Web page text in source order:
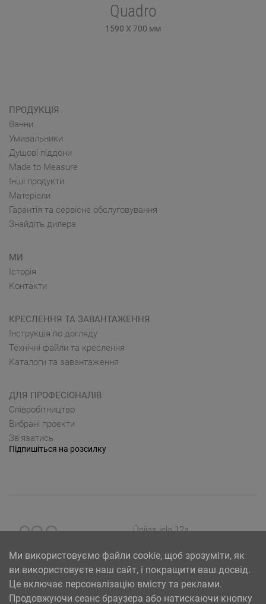
Quadro
1590 X 700 мм
ПРОДУКЦІЯ
Ванни
Умивальники
Душові піддони
Made to Measure
Інші продукти
Матеріали
Гарантія та сервісне обслуговування
Знайдіть дилера
МИ
Історія
Контакти
КРЕСЛЕННЯ ТА ЗАВАНТАЖЕННЯ
Інструкція по догляду
Технічні файли та креслення
Каталоги та завантаження
ДЛЯ ПРОФЕСІОНАЛІВ
Cпівробітництво
Вибрані проекти
Зв’язатись
Підпишіться на розсилку
Ūnijas iela 12a,
Ми використовуємо файли cookie, щоб зрозуміти, як
ви використовуєте наш сайт, і покращити ваш досвід.
Це включає персоналізацію вмісту та реклами.
Продовжуючи сеанс браузера або натискаючи кнопку